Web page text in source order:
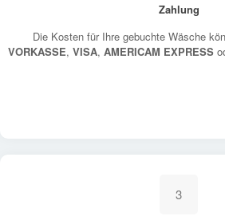
Zahlung
Die Kosten für Ihre gebuchte Wäsche
VORKASSE, VISA, AMERICAM EXPRESS
3